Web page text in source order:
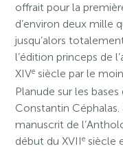
offrait pour la
d’environ deux mille
jusqu’alors
l’édition princeps de
XIVe siècle par le
Planude sur les
Constantin Céphalas.
manuscrit de
début du XVIIe siècle